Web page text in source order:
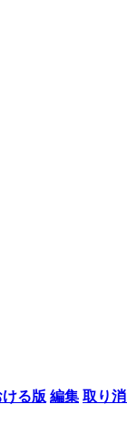
ける版 編集 取り